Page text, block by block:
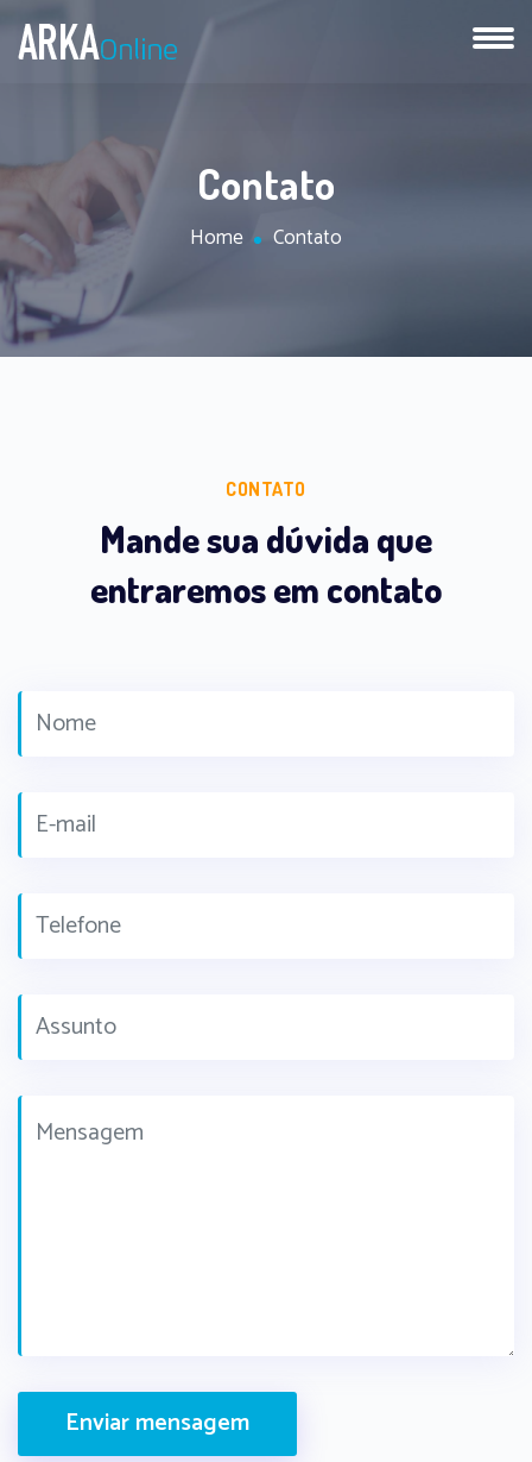
Contato
Home Contato
CONTATO
Mande sua dúvida que
entraremos em contato
Enviar mensagem